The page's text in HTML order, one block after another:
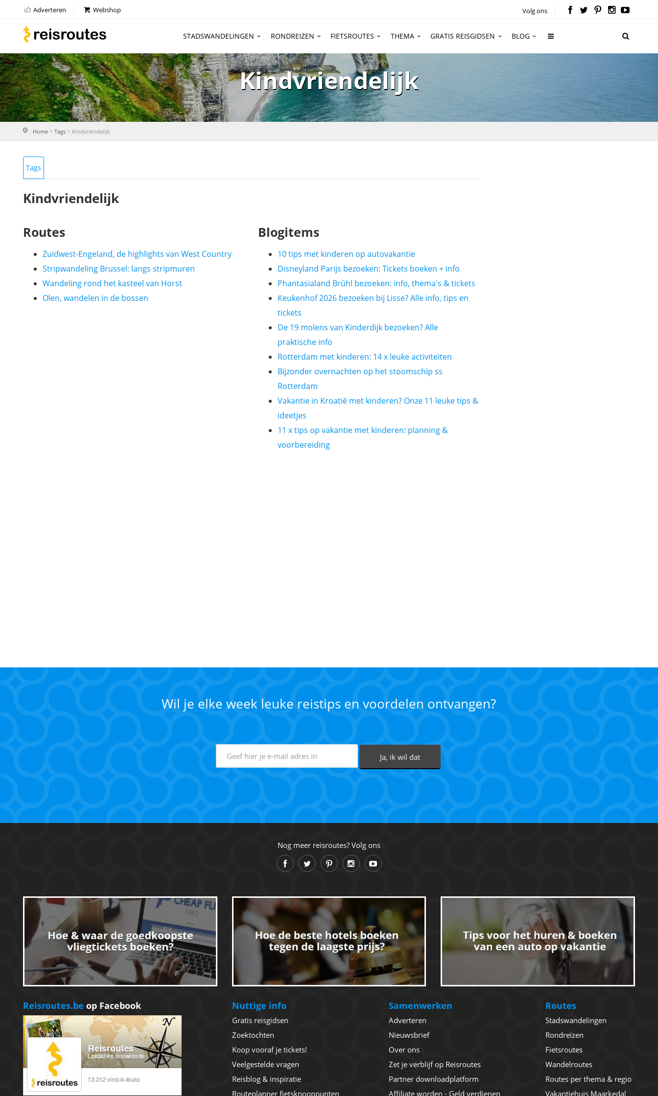
Adverteren Webshop Volg ons
STADSWANDELINGEN RONDREIZEN FIETSROUTES THEMA GRATIS REISGIDSEN BLOG
Kindvriendelijk
Home Tags Kindvriendelijk
Tags
Kindvriendelijk
Routes
Zuidwest-Engeland, de highlights van West Country
Stripwandeling Brussel: langs stripmuren
Wandeling rond het kasteel van Horst
Olen, wandelen in de bossen
Blogitems
10 tips met kinderen op autovakantie
Disneyland Parijs bezoeken: Tickets boeken + info
Phantasialand Brühl bezoeken: info, thema's & tickets
Keukenhof 2026 bezoeken bij Lisse? Alle info, tips en
tickets
De 19 molens van Kinderdijk bezoeken? Alle
praktische info
Rotterdam met kinderen: 14 x leuke activiteiten
Bijzonder overnachten op het stoomschip ss
Rotterdam
Vakantie in Kroatië met kinderen? Onze 11 leuke tips &
ideetjes
11 x tips op vakantie met kinderen: planning &
voorbereiding
Wil je elke week leuke reistips en voordelen ontvangen?
Nog meer reisroutes? Volg ons
Reisroutes.be op Facebook Nuttige info
Gratis reisgidsen
Zoektochten
Koop vooraf je tickets!
Veelgestelde vragen
Reisblog & inspiratie
Routeplanner fietsknooppunten
Samenwerken
Adverteren
Nieuwsbrief
Over ons
Zet je verblijf op Reisroutes
Partner downloadplatform
Affiliate worden - Geld verdienen
Routes
Stadswandelingen
Rondreizen
Fietsroutes
Wandelroutes
Routes per thema & regio
Vakantiehuis Maarkedal